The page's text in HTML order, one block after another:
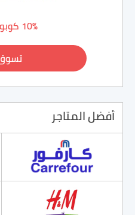
10% كوبون حصري
أفضل المتاجر